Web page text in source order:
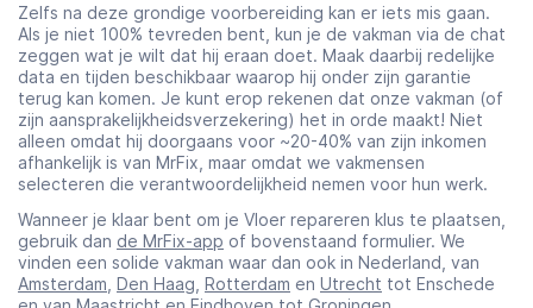
Zelfs na deze grondige voorbereiding kan er iets mis gaan.
Als je niet 100% tevreden bent, kun je de vakman via de chat
zeggen wat je wilt dat hij eraan doet. Maak daarbij redelijke
data en tijden beschikbaar waarop hij onder zijn garantie
terug kan komen. Je kunt erop rekenen dat onze vakman (of
zijn aansprakelijkheidsverzekering) het in orde maakt! Niet
alleen omdat hij doorgaans voor ~20-40% van zijn inkomen
afhankelijk is van MrFix, maar omdat we vakmensen
selecteren die verantwoordelijkheid nemen voor hun werk.
Wanneer je klaar bent om je Vloer repareren klus te plaatsen,
gebruik dan de MrFix-app of bovenstaand formulier. We
vinden een solide vakman waar dan ook in Nederland, van
Amsterdam Den Haag Rotterdam en Utrecht tot Enschede